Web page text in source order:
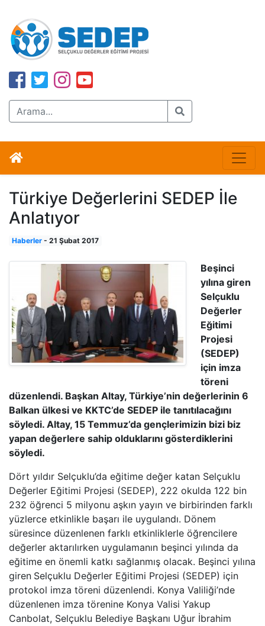
Türkiye Değerlerini SEDEP İle
Anlatıyor
Haberler- 21 Şubat 2017
Beşinci
yılına giren
Selçuklu
Değerler
Eğitimi
Projesi
(SEDEP)
için imza
töreni
düzenlendi. Başkan Altay, Türkiye’nin değerlerinin 6
Balkan ülkesi ve KKTC’de SEDEP ile tanıtılacağını
söyledi. Altay, 15 Temmuz’da gençlerimizin bizi biz
yapan değerlere sahip olduklarını gösterdiklerini
söyledi.
Dört yıldır Selçuklu’da eğitime değer katan Selçuklu
Değerler Eğitimi Projesi (SEDEP), 222 okulda 122 bin
232 öğrenci 5 milyonu aşkın yayın ve birbirinden farklı
yüzlerce etkinlikle başarı ile uygulandı. Dönem
süresince düzenlenen farklı etkinliklerle öğrencilere
değerler aktarılırken uygulamanın beşinci yılında da
eğitime en önemli katkı sağlanmış olacak. Beşinci yılına
giren Selçuklu Değerler Eğitimi Projesi (SEDEP) için
protokol imza töreni düzenlendi. Konya Valiliği’nde
düzenlenen imza törenine Konya Valisi Yakup
Canbolat, Selçuklu Belediye Başkanı Uğur İbrahim